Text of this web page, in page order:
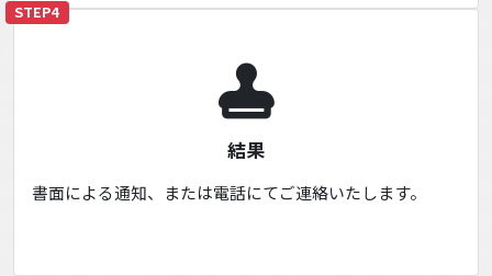
STEP4
結果
書面による通知、または電話にてご連絡いたします。